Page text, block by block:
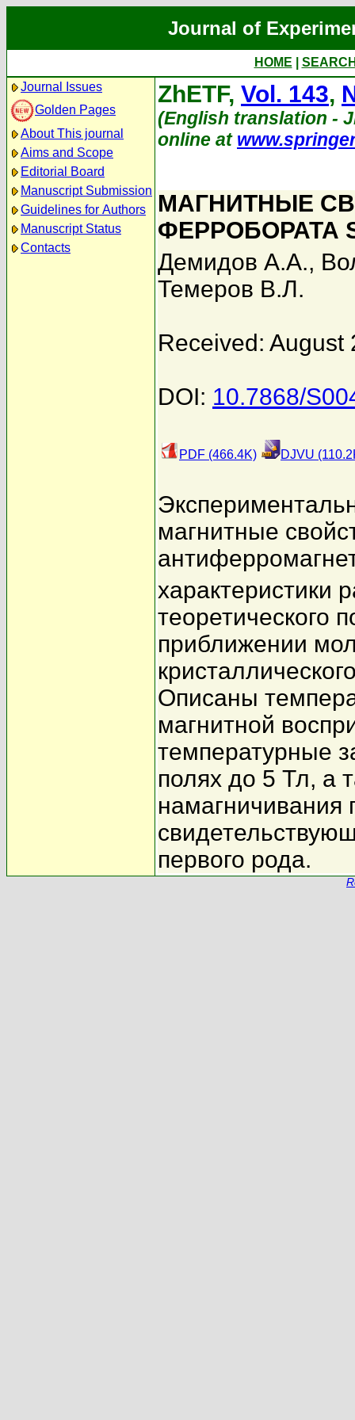
Journal of
HOME
Journal Issues
Golden Pages
About This journal
Aims and Scope
Editorial Board
Manuscript Submission
Guidelines for Authors
Manuscript Status
Contacts
ZhETF, Vol. 143,
(English translation -
online at
МАГНИТНЫЕ
ФЕРРОБОРАТА
Демидов А.А.,
Темеров В.Л.
Received: August
DOI: 10.7868/
PDF (466.4K) DJVU
магнитные
характеристики
теоретического
приближении
Описаны
магнитной
температурные
полях до 5 Тл, а
намагничивания
первого рода.